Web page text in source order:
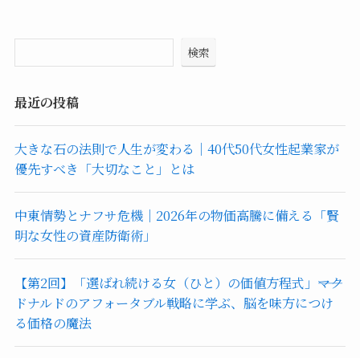
検索
最近の投稿
大きな石の法則で人生が変わる｜40代50代女性起業家が
優先すべき「大切なこと」とは
中東情勢とナフサ危機｜2026年の物価高騰に備える「賢
明な女性の資産防衛術」
【第2回】「選ばれ続ける女（ひと）の価値方程式」――マク
ドナルドのアフォータブル戦略に学ぶ、脳を味方につけ
る価格の魔法